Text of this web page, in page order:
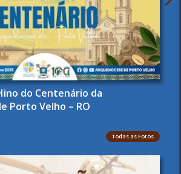
Hino Oficial Do Centenário Da
– RO
Todas as Fotos